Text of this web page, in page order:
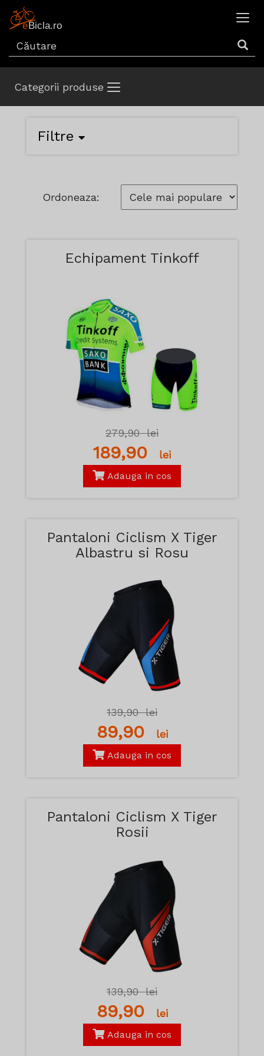
Categorii produse
Filtre
Ordoneaza:
Echipament Tinkoff
279,90lei
189,90 lei
Adauga in cos
Pantaloni Ciclism X Tiger
Albastru si Rosu
139,90lei
89,90 lei
Adauga in cos
Pantaloni Ciclism X Tiger
Rosii
139,90lei
89,90 lei
Adauga in cos